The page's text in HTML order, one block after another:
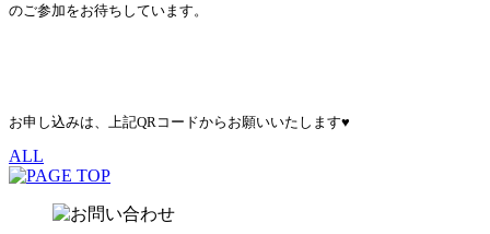
のご参加をお待ちしています。
お申し込みは、上記QRコードからお願いいたします♥
ALL